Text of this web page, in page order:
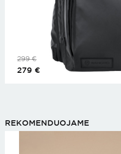
299€
279 €
REKOMENDUOJAME